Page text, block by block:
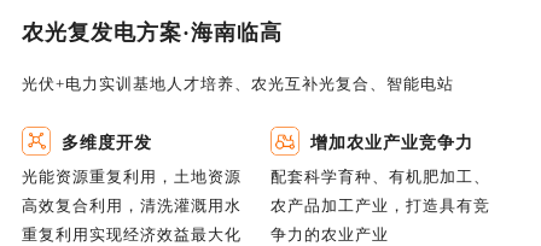
农光复发电方案·海南临高
光伏+电力实训基地人才培养、农光互补光复合、智能电站
多维度开发
光能资源重复利用，土地资源
高效复合利用，清洗灌溉用水
重复利用实现经济效益最大化
增加农业产业竞争力
配套科学育种、有机肥加工、
农产品加工产业，打造具有竞
争力的农业产业